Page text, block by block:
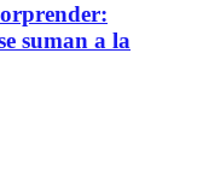
suman a la